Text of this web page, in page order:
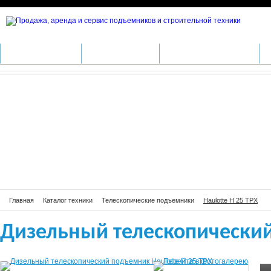
Дизельный телескопический
Главная Каталог техники Телескопические подъемники Haulotte H 25 TPX
Дизельный